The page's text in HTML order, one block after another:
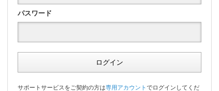
パスワード
ログイン
サポートサービスをご契約の方は専用アカウント でログインしてくだ